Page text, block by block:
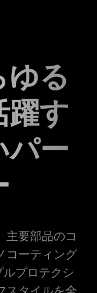
る
躍す
パー
主要部品のコ
コーティング
プロテクシ